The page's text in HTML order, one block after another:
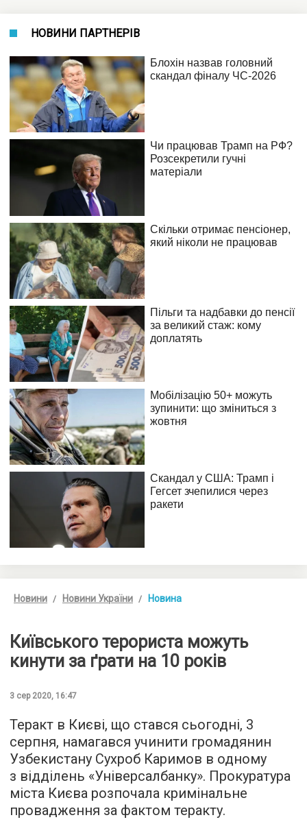
НОВИНИ ПАРТНЕРІВ
Новини Новини України Новина
Київського терориста можуть
кинути за ґрати на 10 років
3 сер 2020, 16:47
Теракт в Києві, що стався сьогодні, 3
серпня, намагався учинити громадянин
Узбекистану Сухроб Каримов в одному
з відділень «Універсалбанку». Прокуратура
міста Києва розпочала кримінальне
провадження за фактом теракту.